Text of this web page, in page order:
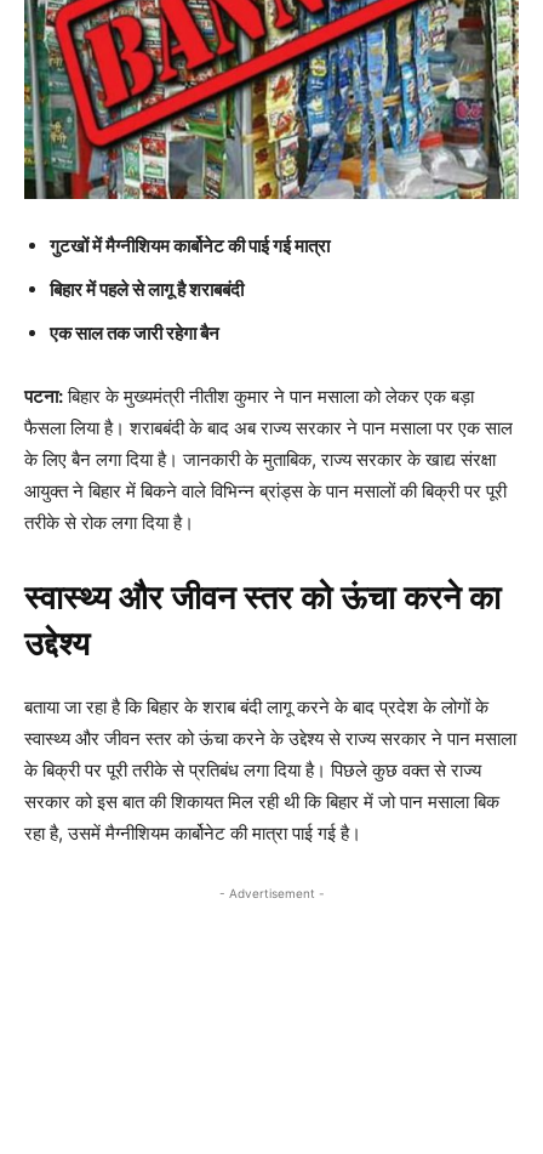
गुटखों में मैग्नीशियम कार्बोनेट की पाई गई मात्रा
बिहार में पहले से लागू है शराबबंदी
एक साल तक जारी रहेगा बैन
पटना:बिहार के मुख्यमंत्री नीतीश कुमार ने पान मसाला को लेकर एक बड़ा
फैसला लिया है। शराबबंदी के बाद अब राज्य सरकार ने पान मसाला पर एक साल
के लिए बैन लगा दिया है। जानकारी के मुताबिक, राज्य सरकार के खाद्य संरक्षा
आयुक्त ने बिहार में बिकने वाले विभिन्न ब्रांड्स के पान मसालों की बिक्री पर पूरी
तरीके से रोक लगा दिया है।
स्वास्थ्य और जीवन स्तर को ऊंचा करने का
उद्देश्य
बताया जा रहा है कि बिहार के शराब बंदी लागू करने के बाद प्रदेश के लोगों के
स्वास्थ्य और जीवन स्तर को ऊंचा करने के उद्देश्य से राज्य सरकार ने पान मसाला
के बिक्री पर पूरी तरीके से प्रतिबंध लगा दिया है। पिछले कुछ वक्त से राज्य
सरकार को इस बात की शिकायत मिल रही थी कि बिहार में जो पान मसाला बिक
रहा है, उसमें मैग्नीशियम कार्बोनेट की मात्रा पाई गई है।
- Advertisement -